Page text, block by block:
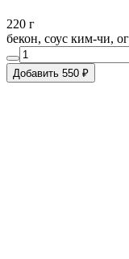
220 г
бекон, соус ким-чи,
Добавить 550 ₽